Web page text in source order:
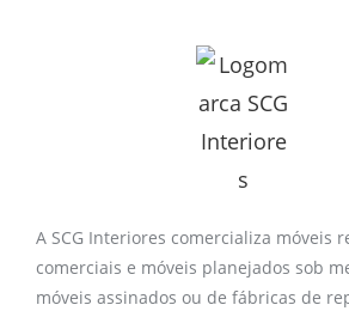
A SCG Interiores comercializa móveis
comerciais e móveis planejados sob
móveis assinados ou de fábricas de